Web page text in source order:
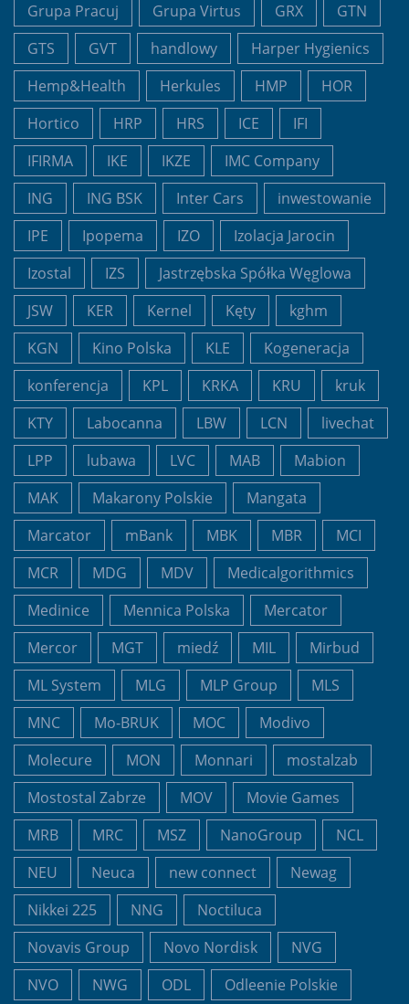
Grupa Pracuj Grupa Virtus GRX
GTN
GTS
GVT handlowy
Harper Hygienics
Hemp&Health
Herkules HMP
HOR
Hortico
HRP HRS ICE
IFI
IFIRMA
IKE IKZE
IMC Company
ING
ING BSK Inter Cars
inwestowanie
IPE
Ipopema IZO
Izolacja Jarocin
Izostal
IZS
Jastrzębska Spółka Węglowa
JSW
KER Kernel Kęty
kghm
KGN
Kino Polska KLE
Kogeneracja
konferencja
KPL KRKA KRU
kruk
KTY
Labocanna LBW LCN
livechat
LPP
lubawa LVC MAB
Mabion
MAK
Makarony Polskie
Mangata
Marcator
mBank MBK MBR
MCI
MCR
MDG MDV
Medicalgorithmics
Medinice
Mennica Polska
Mercator
Mercor
MGT miedź MIL
Mirbud
ML System
MLG MLP Group
MLS
MNC
Mo-BRUK MOC
Modivo
Molecure
MON Monnari
mostalzab
Mostostal Zabrze
MOV
Movie Games
MRB
MRC MSZ NanoGroup
NCL
NEU
Neuca new connect
Newag
Nikkei 225
NNG
Noctiluca
Novavis Group
Novo Nordisk
NVG
NVO
NWG ODL
Odleenie Polskie